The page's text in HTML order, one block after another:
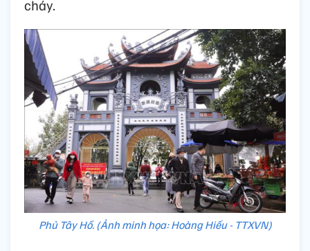
cháy.
Phủ Tây Hồ. (Ảnh minh họa: Hoàng Hiếu - TTXVN)